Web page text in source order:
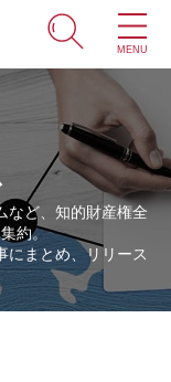
MENU
など、知的財産権全
約。
にまとめ、リリース